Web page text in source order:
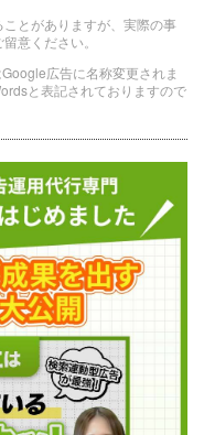
とがありますが、実際の事
意ください。
広告に名称変更されま
と表記されておりますので